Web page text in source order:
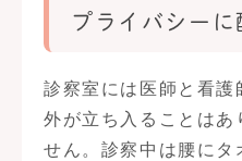
プライバシー
診察室には医師と看護
外が立ち入ることはあ
せん。診察中は腰にタ